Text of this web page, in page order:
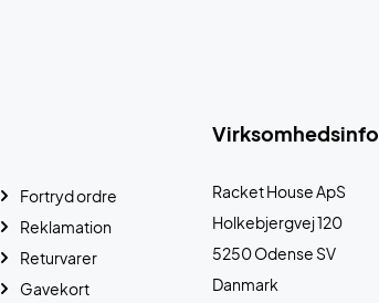
Virksomhedsinfo
Racket House ApS
Holkebjergvej 120
5250 Odense SV
Danmark
Fortryd ordre
Reklamation
Returvarer
Gavekort